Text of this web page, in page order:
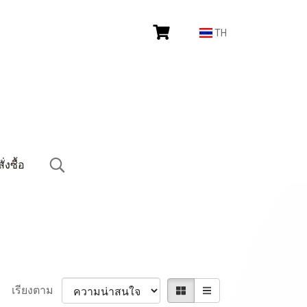
TH
งซื้อ
เรียงตาม